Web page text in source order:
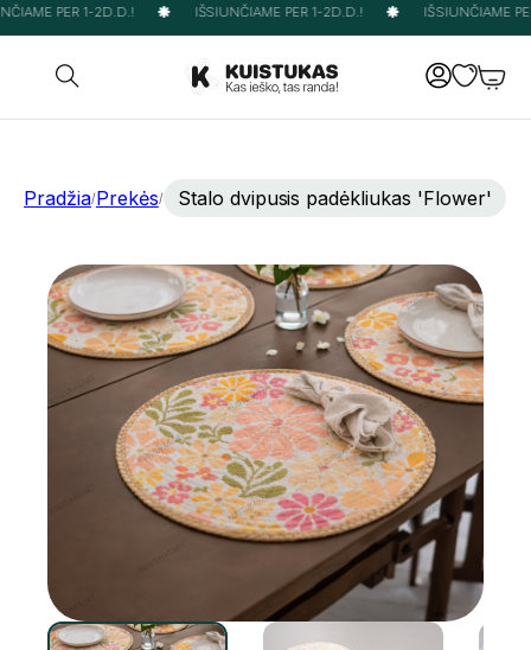
PER 1-2D.D.! IŠSIUNČIAME PER 1-2D.D.! IŠSIUNČIAME
Pradžia/Prekės/ Stalo dvipusis padėkliukas 'Flower'